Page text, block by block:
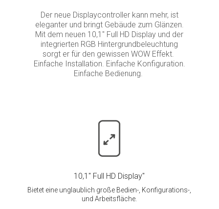
Der neue Displaycontroller kann mehr, ist
eleganter und bringt Gebäude zum Glänzen.
Mit dem neuen 10,1" Full HD Display und der
integrierten RGB Hintergrundbeleuchtung
sorgt er für den gewissen WOW Effekt.
Einfache Installation. Einfache Konfiguration.
Einfache Bedienung.
10,1" Full HD Display"
Bietet eine unglaublich große Bedien-, Konfigurations-,
und Arbeitsfläche.